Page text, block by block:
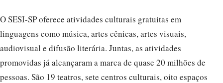
O SESI-SP oferece atividades culturais gratuitas em
linguagens como música, artes cênicas, artes visuais,
audiovisual e difusão literária. Juntas, as atividades
promovidas já alcançaram a marca de quase 20 milhões de
pessoas. São 19 teatros, sete centros culturais, oito espaços